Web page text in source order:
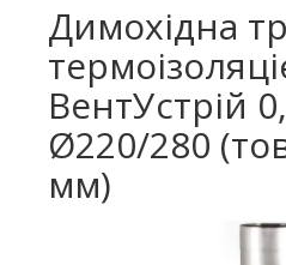
Димохідна
ВентУстрій
Ø220/280
мм)